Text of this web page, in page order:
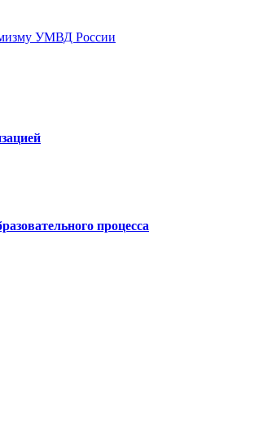
УМВД России
процесса